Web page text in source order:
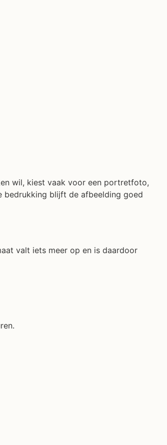
wil, kiest vaak voor een portretfoto,
bedrukking blijft de afbeelding goed
valt iets meer op en is daardoor